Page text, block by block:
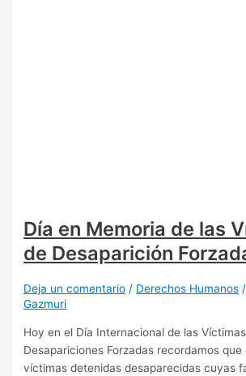
Día en Memoria de las
de Desaparición
Deja un comentario / Derechos Humanos
Gazmuri
Hoy en el Día Internacional de las
Desapariciones Forzadas recordamos que
víctimas detenidas desaparecidas cuyas